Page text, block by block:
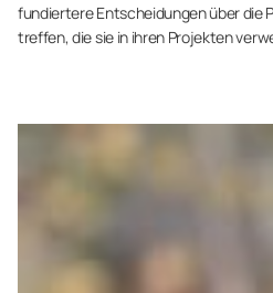
fundiertere Entscheidungen über die
treffen, die sie in ihren Projekten